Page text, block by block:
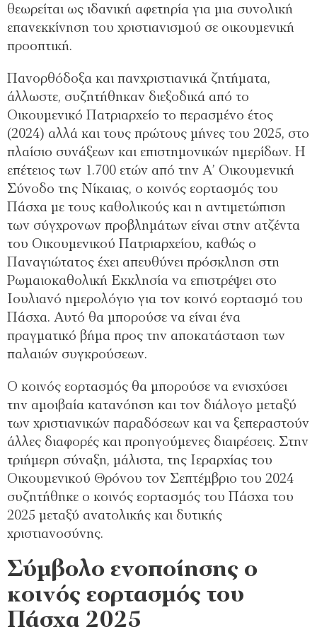
θεωρείται ως ιδανική αφετηρία για µια συνολική
επανεκκίνηση του χριστιανισµού σε οικουµενική
προοπτική.
Πανορθόδοξα και πανχριστιανικά ζητήµατα,
άλλωστε, συζητήθηκαν διεξοδικά από το
Οικουµενικό Πατριαρχείο το περασµένο έτος
(2024) αλλά και τους πρώτους µήνες του 2025, στο
πλαίσιο συνάξεων και επιστηµονικών ηµερίδων. Η
επέτειος των 1.700 ετών από την Α’ Οικουµενική
Σύνοδο της Νίκαιας, ο κοινός εορτασµός του
Πάσχα µε τους καθολικούς και η αντιµετώπιση
των σύγχρονων προβληµάτων είναι στην ατζέντα
του Οικουµενικού Πατριαρχείου, καθώς ο
Παναγιώτατος έχει απευθύνει πρόσκληση στη
Ρωµαιοκαθολική Εκκλησία να επιστρέψει στο
Ιουλιανό ηµερολόγιο για τον κοινό εορτασµό του
Πάσχα. Αυτό θα µπορούσε να είναι ένα
πραγµατικό βήµα προς την αποκατάσταση των
παλαιών συγκρούσεων.
Ο κοινός εορτασµός θα µπορούσε να ενισχύσει
την αµοιβαία κατανόηση και τον διάλογο µεταξύ
των χριστιανικών παραδόσεων και να ξεπεραστούν
άλλες διαφορές και προηγούµενες διαιρέσεις. Στην
τριήµερη σύναξη, µάλιστα, της Ιεραρχίας του
Οικουµενικού Θρόνου τον Σεπτέµβριο του 2024
συζητήθηκε ο κοινός εορτασµός του Πάσχα του
2025 µεταξύ ανατολικής και δυτικής
χριστιανοσύνης.
Σύμβολο ενοποίησης ο
κοινός εορτασμός του
Πάσχα 2025